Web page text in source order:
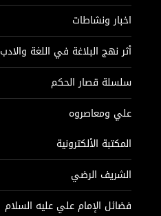
اخبار ونشاطات
أثر نهج البلاغة في اللغة والادب
سلسلة قصار الحكم
علي ومعاصروه
المكتبة الألكترونية
الشريف الرضي
فضائل الإمام علي عليه السلام